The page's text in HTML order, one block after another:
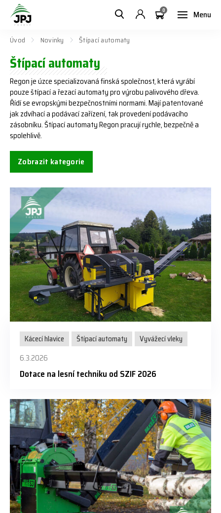
Menu
0
Úvod Novinky Štípací automaty
Štípací automaty
Regon je úzce specializovaná finská společnost, která vyrábí
pouze štípací a řezací automaty pro výrobu palivového dřeva.
Řídí se evropskými bezpečnostními normami. Mají patentované
jak zdvíhací a podávací zařízení, tak provedení podávacího
zásobníku. Štípací automaty Regon pracují rychle, bezpečně a
spolehlivě.
Zobrazit kategorie
Kácecí hlavice Štípací automaty
Vyvážecí vleky
6.3.2026
Dotace na lesní techniku od SZIF 2026